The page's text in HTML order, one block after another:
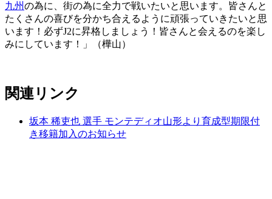
九州の為に、街の為に全力で戦いたいと思います。皆さんと
たくさんの喜びを分かち合えるように頑張っていきたいと思
います！必ずJ2に昇格しましょう！皆さんと会えるのを楽し
みにしています！」（樺山）
関連リンク
坂本 稀吏也 選手 モンテディオ山形より育成型期限付
き移籍加入のお知らせ